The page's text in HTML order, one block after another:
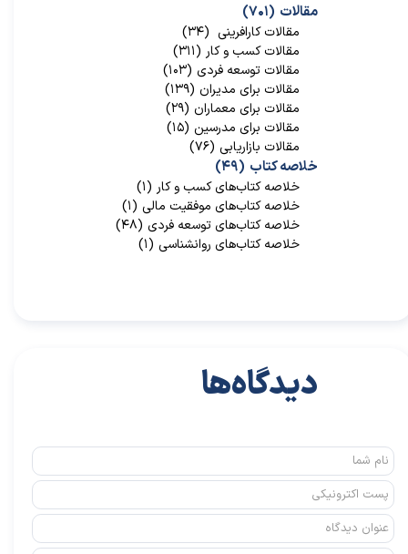
مقالات (۷۰۱)
مقالات کارافرینی (۳۴)
مقالات کسب و کار (۳۱۱)
مقالات توسعه فردی (۱۰۳)
مقالات برای مدیران (۱۳۹)
مقالات برای معماران (۲۹)
مقالات برای مدرسین (۱۵)
مقالات بازاریابی (۷۶)
خلاصه کتاب (۴۹)
خلاصه کتاب‌‌های کسب و کار (۱)
خلاصه کتاب‌‌های موفقیت مالی (۱)
خلاصه کتاب‌های توسعه فردی (۴۸)
خلاصه کتاب‌های روانشناسی (۱)
دیدگاه‌ها